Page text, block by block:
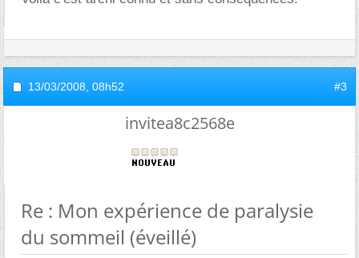
13/03/2008, 08h52 #3
invitea8c2568e
Re : Mon expérience de paralysie
du sommeil (éveillé)